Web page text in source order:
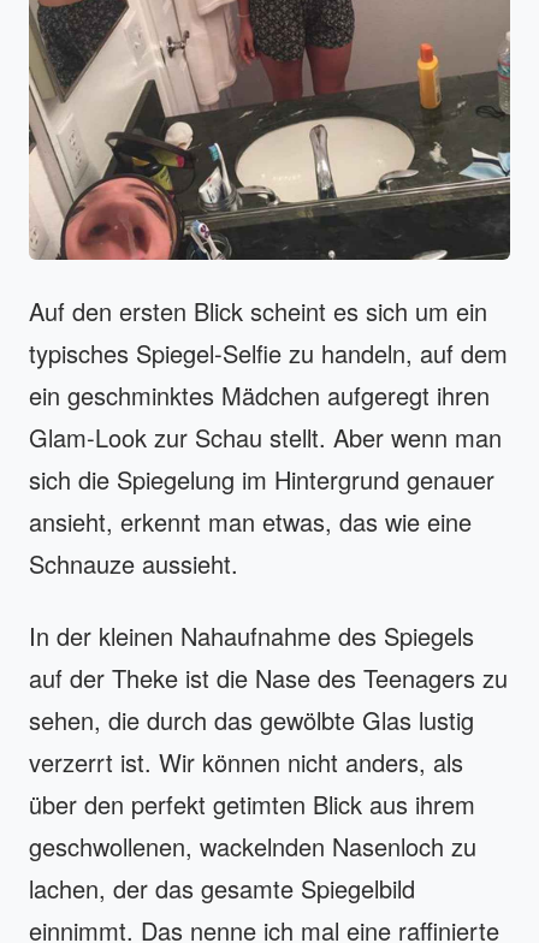
Auf den ersten Blick scheint es sich um ein
typisches Spiegel-Selfie zu handeln, auf dem
ein geschminktes Mädchen aufgeregt ihren
Glam-Look zur Schau stellt. Aber wenn man
sich die Spiegelung im Hintergrund genauer
ansieht, erkennt man etwas, das wie eine
Schnauze aussieht.
In der kleinen Nahaufnahme des Spiegels
auf der Theke ist die Nase des Teenagers zu
sehen, die durch das gewölbte Glas lustig
verzerrt ist. Wir können nicht anders, als
über den perfekt getimten Blick aus ihrem
geschwollenen, wackelnden Nasenloch zu
lachen, der das gesamte Spiegelbild
einnimmt. Das nenne ich mal eine raffinierte